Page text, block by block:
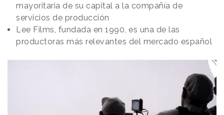
mayoritaria de su capital a la compañía de
servicios de producción
Lee Films, fundada en 1990, es una de las
productoras más relevantes del mercado español